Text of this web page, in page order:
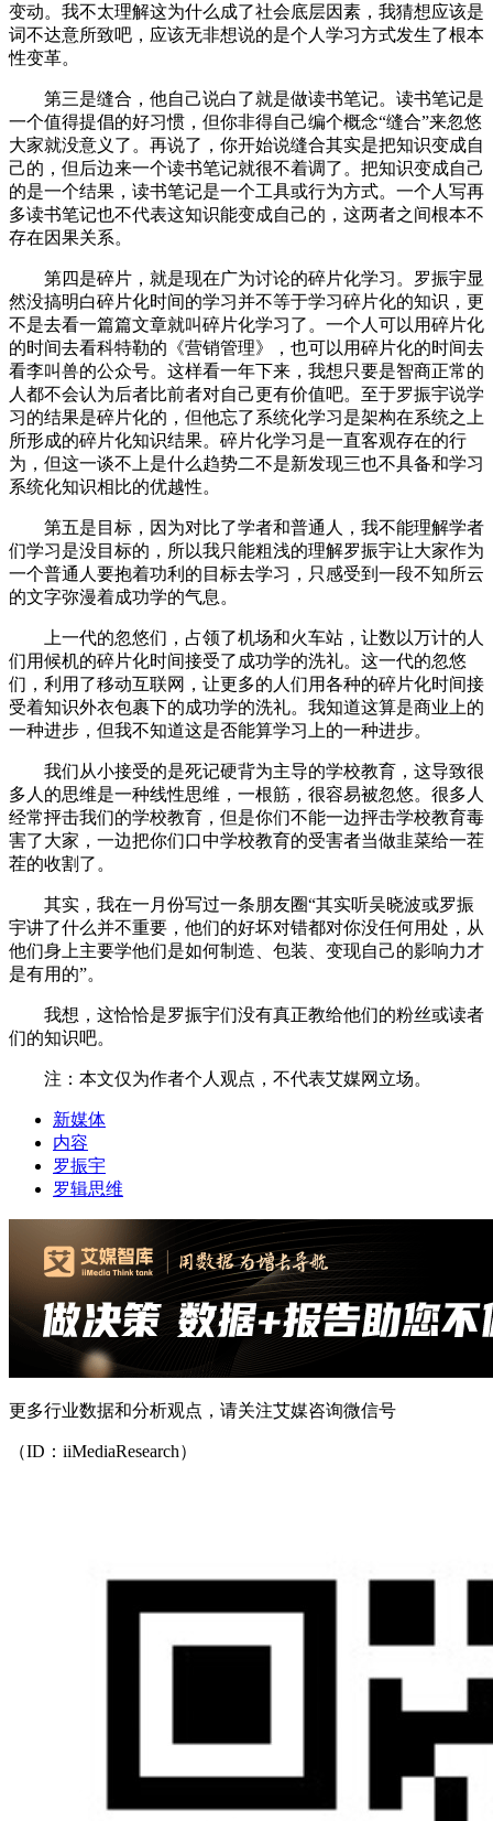
变动。我不太理解这为什么成了社会底层因素，我猜想应该是
词不达意所致吧，应该无非想说的是个人学习方式发生了根本
性变革。
第三是缝合，他自己说白了就是做读书笔记。读书笔记是
一个值得提倡的好习惯，但你非得自己编个概念“缝合”来忽悠
大家就没意义了。再说了，你开始说缝合其实是把知识变成自
己的，但后边来一个读书笔记就很不着调了。把知识变成自己
的是一个结果，读书笔记是一个工具或行为方式。一个人写再
多读书笔记也不代表这知识能变成自己的，这两者之间根本不
存在因果关系。
第四是碎片，就是现在广为讨论的碎片化学习。罗振宇显
然没搞明白碎片化时间的学习并不等于学习碎片化的知识，更
不是去看一篇篇文章就叫碎片化学习了。一个人可以用碎片化
的时间去看科特勒的《营销管理》，也可以用碎片化的时间去
看李叫兽的公众号。这样看一年下来，我想只要是智商正常的
人都不会认为后者比前者对自己更有价值吧。至于罗振宇说学
习的结果是碎片化的，但他忘了系统化学习是架构在系统之上
所形成的碎片化知识结果。碎片化学习是一直客观存在的行
为，但这一谈不上是什么趋势二不是新发现三也不具备和学习
系统化知识相比的优越性。
第五是目标，因为对比了学者和普通人，我不能理解学者
们学习是没目标的，所以我只能粗浅的理解罗振宇让大家作为
一个普通人要抱着功利的目标去学习，只感受到一段不知所云
的文字弥漫着成功学的气息。
上一代的忽悠们，占领了机场和火车站，让数以万计的人
们用候机的碎片化时间接受了成功学的洗礼。这一代的忽悠
们，利用了移动互联网，让更多的人们用各种的碎片化时间接
受着知识外衣包裹下的成功学的洗礼。我知道这算是商业上的
一种进步，但我不知道这是否能算学习上的一种进步。
我们从小接受的是死记硬背为主导的学校教育，这导致很
多人的思维是一种线性思维，一根筋，很容易被忽悠。很多人
经常抨击我们的学校教育，但是你们不能一边抨击学校教育毒
害了大家，一边把你们口中学校教育的受害者当做韭菜给一茬
茬的收割了。
其实，我在一月份写过一条朋友圈“其实听吴晓波或罗振
宇讲了什么并不重要，他们的好坏对错都对你没任何用处，从
他们身上主要学他们是如何制造、包装、变现自己的影响力才
是有用的”。
我想，这恰恰是罗振宇们没有真正教给他们的粉丝或读者
们的知识吧。
注：本文仅为作者个人观点，不代表艾媒网立场。
新媒体
内容
罗振宇
罗辑思维
更多行业数据和分析观点，请关注艾媒咨询微信号
（ID：iiMediaResearch）